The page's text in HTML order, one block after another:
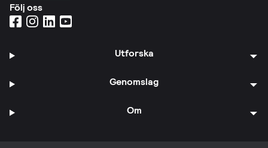
Följ oss
Utforska
Genomslag
Om